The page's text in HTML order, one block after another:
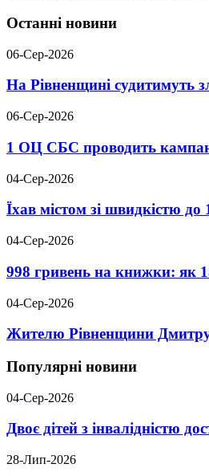
Останні новини
06-Сер-2026
На Рівненщині судитимуть
06-Сер-2026
1 ОЦ СБС проводить
04-Сер-2026
Їхав містом зі швидкістю
04-Сер-2026
998 гривень на книжки: як
04-Сер-2026
Жителю Рівненщини Дмитру
Популярні новини
04-Сер-2026
Двоє дітей з інвалідністю
28-Лип-2026